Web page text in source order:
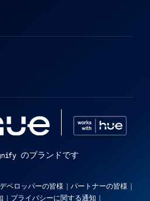
のブランドです
デベロッパーの皆様
パートナーの皆様
プライバシーに関する通知